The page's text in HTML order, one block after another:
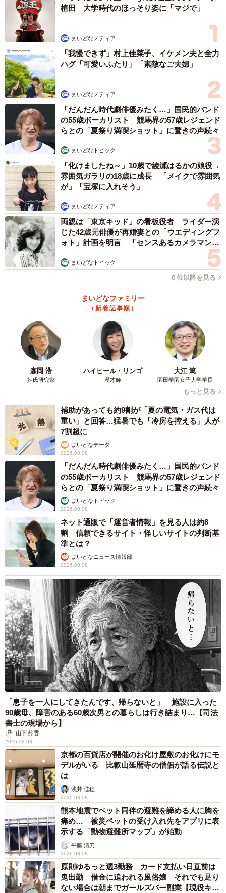
付けました。ゲームに登場するキャラクターの名前です。
当時、セフィロス君は体重が2キロくらいしかありませんで
した。猫の中では大きいことで知られるメインクーン。生
後6カ月だと3.5～4.5キロくらいが平均的と言われていま
す。鎌田さんはセフィロス君が小さいことも気になってい
ました。
4/6
そして家に帰ってすぐ、もう一つ気になることが。セフ
「人が風邪を引いたときに出るような、粘り気のある鼻水
でした。1回だけなら大丈夫かなと思って様子を見ていたの
ですが、取っても取っても出てくる。これはおかしいと思
い病院へ行ったら、かなりひどい風邪を引いていると言わ
ないから少なめで大丈夫』と言っていたけれど、それは体
調が悪かったからだと思うんです。1週間お薬を飲ませたら
鼻水は止まりましたし、ごはんもよく食べるようになりま
した」（鎌田さん）
大きくならないはずです。体調不良で食べなければ、栄
養を摂取できないのですから。
5/6
「ねこふんじゃった」弾いてみる？
他にも咳をしたり、腸が弱くて血便が出たりと病院通い
が続き、「お金は結構かかりましたね(苦笑)」と鎌田さん。
それでもセフィロス君を迎えたことを後悔はしていませ
ん。あのとき決心しなければ、保健所行きどころか、その
前に命を落としていた可能性だってあります。
「セフィを迎えるまで、ペットショップは環境が整ってい
て、ちゃんと育てて、ちゃんと販売してくれているものと
植田 大学時代のほっそり姿に「マジで」
まいどなメディア
「我慢できず」村上佳菜子、イケメン夫と全力
ハグ「可愛いふたり」「素敵なご夫婦」
まいどなメディア
「だんだん時代劇俳優みたく…」国民的バンド
の55歳ボーカリスト 競馬界の57歳レジェンド
らとの「夏祭り満喫ショット」に驚きの声続々
まいどなトピック
「化けましたね～」10歳で綾瀬はるかの娘役→
雰囲気ガラリの18歳に成長 「メイクで雰囲気
が」「宝塚に入れそう」
まいどなメディア
両親は「東京キッド」の看板役者 ライダー演
じた42歳元俳優が再婚妻との「ウエディングフ
ォト」計画を明言 「センスあるカメラマン求
まいどなトピック
６位以降を見る
まいどなファミリー
（新着記事順）
森岡 浩
姓氏研究家
ハイヒール・リンゴ
漫才師
大江 篤
園田学園女子大学学長
もっと見る
補助があっても約9割が「夏の電気・ガス代は
重い」と回答…猛暑でも「冷房を控える」人が
7割超に
まいどなデータ
2026.08.08
「だんだん時代劇俳優みたく…」国民的バンド
の55歳ボーカリスト 競馬界の57歳レジェンド
らとの「夏祭り満喫ショット」に驚きの声続々
まいどなトピック
2026.08.08
ネット通販で「運営者情報」を見る人は約8
割 信頼できるサイト・怪しいサイトの判断基
準とは？
まいどなニュース情報部
2026.08.08
「息子を一人にしてきたんです、帰らないと」 施設に入った
90歳母、障害のある60歳次男との暮らしは行き詰まり…【司法
書士の現場から】
山下 静香
2026.08.08
京都の百貨店が開催のお化け屋敷のお化けにモ
デルがいる 比叡山延暦寺の僧侶が語る伝説と
は
浅井 佳穂
2026.08.08
熊本地震でペット同伴の避難を諦める人に胸を
痛め… 被災ペットの受け入れ先をアプリに表
示する「動物避難所マップ」が始動
平藤 清刀
2026.08.08
原則ゆるっと週3勤務 カード支払い日直前は
鬼出勤 借金に追われる風俗嬢 それでも足り
ない場合は朝までガールズバー副業【現役キャ